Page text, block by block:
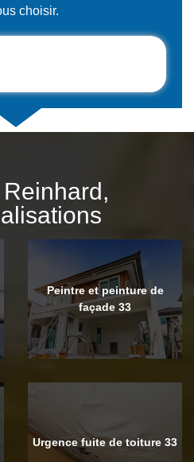
choisir.
Peintre et peinture de
façade 33
Urgence fuite de toiture 33